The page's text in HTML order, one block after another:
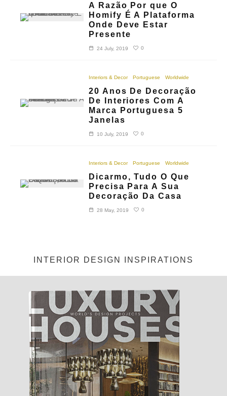
A Razão Por que O
Homify É A Plataforma
Onde Deve Estar
Presente
24 July, 2019 0
Interiors & Decor Portuguese Worldwide
20 Anos De Decoração
De Interiores Com A
Marca Portuguesa 5
Janelas
10 July, 2019 0
Interiors & Decor Portuguese Worldwide
Dicarmo, Tudo O Que
Precisa Para A Sua
Decoração Da Casa
28 May, 2019 0
INTERIOR DESIGN INSPIRATIONS